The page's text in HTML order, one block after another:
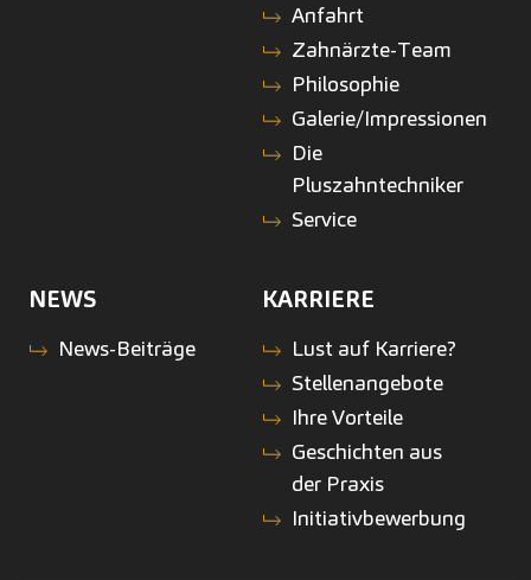
Anfahrt
Zahnärzte-Team
Philosophie
Galerie/Impressionen
Die
Pluszahntechniker
Service
NEWS
News-Beiträge
KARRIERE
Lust auf Karriere?
Stellenangebote
Ihre Vorteile
Geschichten aus
der Praxis
Initiativbewerbung